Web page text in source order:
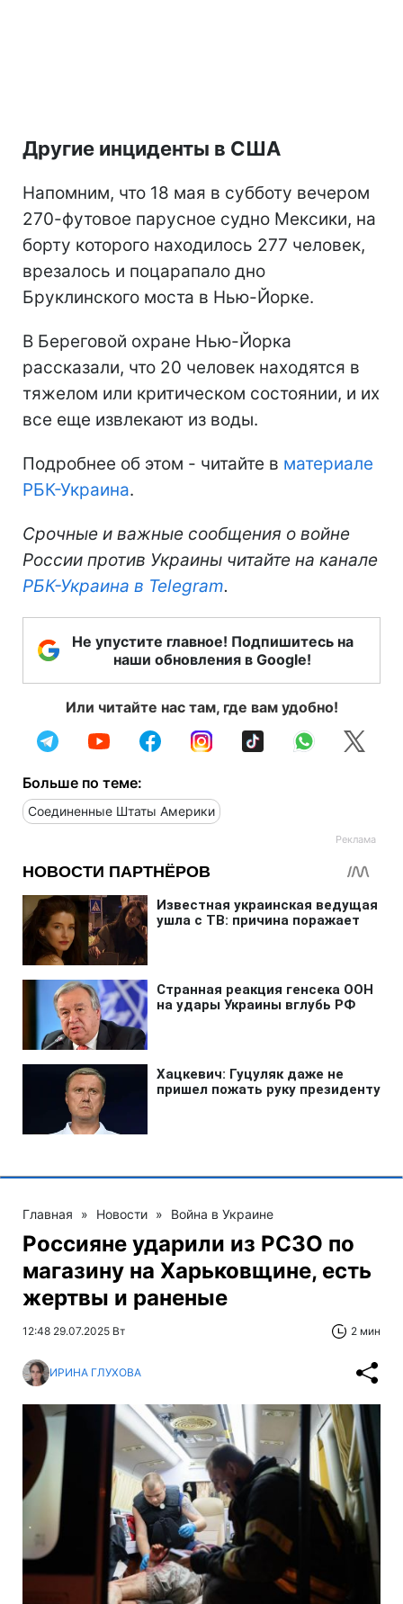
Другие инциденты в США
Напомним, что 18 мая в субботу вечером
270-футовое парусное судно Мексики, на
борту которого находилось 277 человек,
врезалось и поцарапало дно
Бруклинского моста в Нью-Йорке.
В Береговой охране Нью-Йорка
рассказали, что 20 человек находятся в
тяжелом или критическом состоянии, и их
все еще извлекают из воды.
Подробнее об этом - читайте в материале
РБК-Украина.
Срочные и важные сообщения о войне
России против Украины читайте на канале
РБК-Украина в Telegram.
Не упустите главное! Подпишитесь на
наши обновления в Google!
Или читайте нас там, где вам удобно!
Больше по теме:
Соединенные Штаты Америки
Главная » Новости » Война в Украине
Россияне ударили из РСЗО по
магазину на Харьковщине, есть
жертвы и раненые
12:48 29.07.2025 Вт 2 мин
ИРИНА ГЛУХОВА